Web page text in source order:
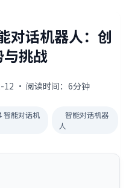
对话机器人：创
挑战
· 阅读时间：6分钟
智能对话机
智能对话机器
人